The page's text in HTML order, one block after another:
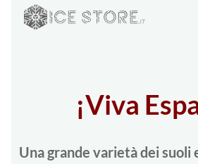
¡Viva
Una grande varietà dei